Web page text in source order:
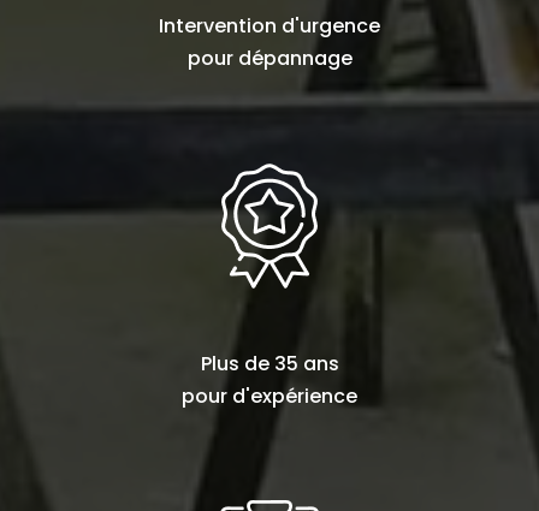
Intervention d'urgence
pour dépannage
Plus de 35 ans
pour d'expérience